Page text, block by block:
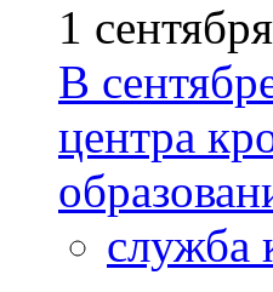
1
В
центра
служба